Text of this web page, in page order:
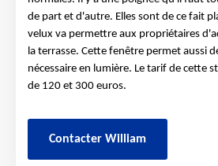
de part et d'autre. Elles sont de ce fait
velux va permettre aux propriétaires
la terrasse. Cette fenêtre permet aussi
nécessaire en lumière. Le tarif de cette
de 120 et 300 euros.
Contacter William